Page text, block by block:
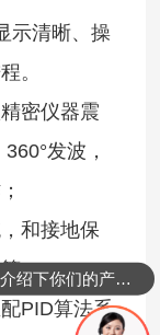
示清晰、操
。
密仪器震
发波，
和接地保
；
PID算法系
可以介绍下你们的产品么